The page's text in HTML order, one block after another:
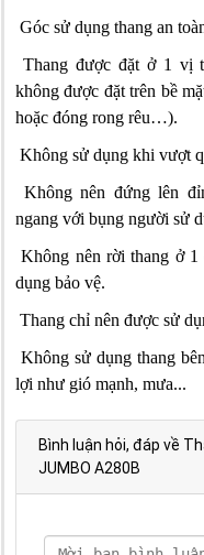
Góc sử dụng thang an
Thang được đặt ở 1 vị
không được đặt trên bề
hoặc đóng rong rêu…).
Không sử dụng khi vượt
Không nên đứng lên
ngang với bụng người sử
Không nên rời thang ở
dụng bảo vệ.
Thang chỉ nên được sử
Không sử dụng thang
lợi như gió mạnh, mưa...
Bình luận hỏi, đáp về
JUMBO A280B